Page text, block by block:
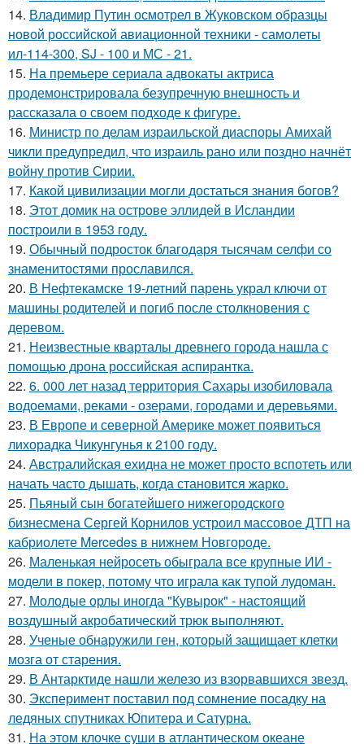
14. Владимир Путин осмотрел в Жуковском образцы
новой российской авиационной техники - самолеты
ил-114-300, SJ - 100 и МС - 21.
15. На премьере сериала адвокаты актриса
продемонстрировала безупречную внешность и
рассказала о своем подходе к фигуре.
16. Министр по делам израильской диаспоры Амихай
чикли предупредил, что израиль рано или поздно начнёт
войну против Сирии.
17. Какой цивилизации могли достаться знания богов?
18. Этот домик на острове эллидей в Исландии
построили в 1953 году.
19. Обычный подросток благодаря тысячам селфи со
знаменитостями прославился.
20. В Нефтекамске 19-летний парень украл ключи от
машины родителей и погиб после столкновения с
деревом.
21. Неизвестные кварталы древнего города нашла с
помощью дрона российская аспирантка.
22. 6. 000 лет назад территория Сахары изобиловала
водоемами, реками - озерами, городами и деревьями.
23. В Европе и северной Америке может появиться
лихорадка Чикунгунья к 2100 году.
24. Австралийская ехидна не может просто вспотеть или
начать часто дышать, когда становится жарко.
25. Пьяный сын богатейшего нижегородского
бизнесмена Сергей Корнилов устроил массовое ДТП на
кабриолете Mercedes в нижнем Новгороде.
26. Маленькая нейросеть обыграла все крупные ИИ -
модели в покер, потому что играла как тупой лудоман.
27. Молодые орлы иногда "Кувырок" - настоящий
воздушный акробатический трюк выполняют.
28. Ученые обнаружили ген, который защищает клетки
мозга от старения.
29. В Антарктиде нашли железо из взорвавшихся звезд.
30. Эксперимент поставил под сомнение посадку на
ледяных спутниках Юпитера и Сатурна.
31. На этом клочке суши в атлантическом океане